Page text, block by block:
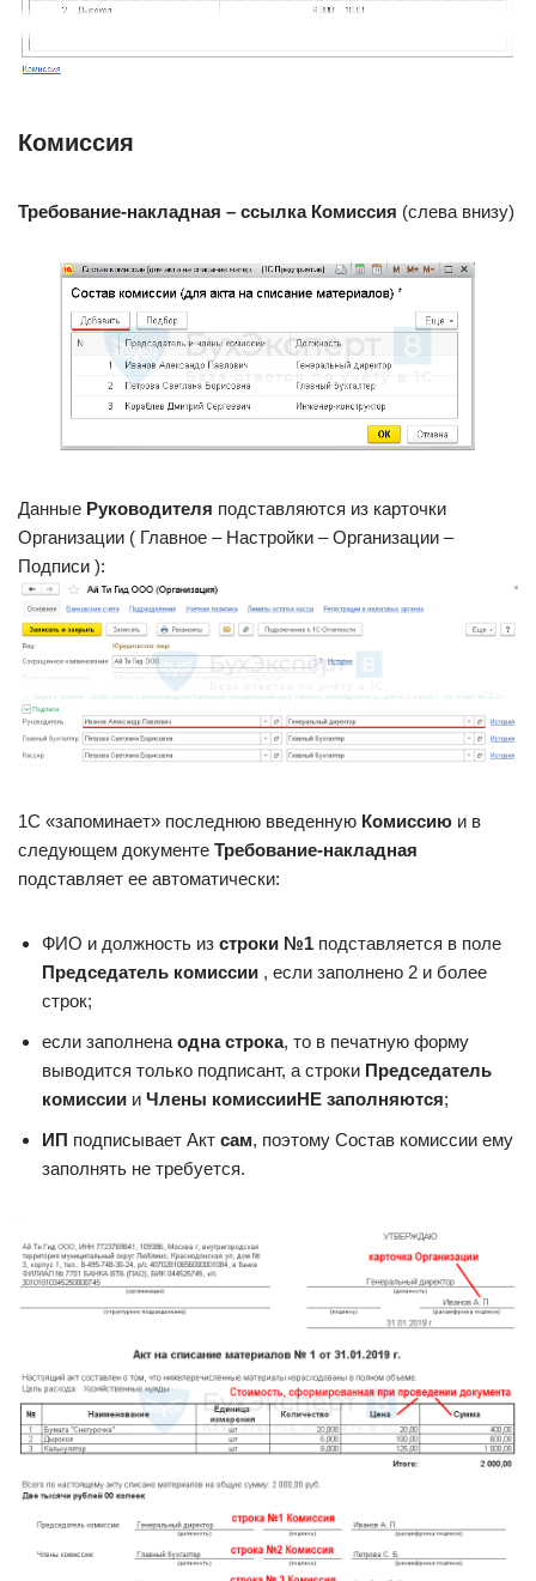
Комиссия
Требование-накладная – ссылка Комиссия (слева внизу)
Данные Руководителя подставляются из карточки
Организации ( Главное – Настройки – Организации –
Подписи ):
1С «запоминает» последнюю введенную Комиссию и в
следующем документе Требование-накладная
подставляет ее автоматически:
ФИО и должность из строки №1 подставляется в поле
Председатель комиссии , если заполнено 2 и более
строк;
если заполнена одна строка, то в печатную форму
выводится только подписант, а строки Председатель
комиссии и Члены комиссииНЕ заполняются;
ИП подписывает Акт сам, поэтому Состав комиссии ему
заполнять не требуется.